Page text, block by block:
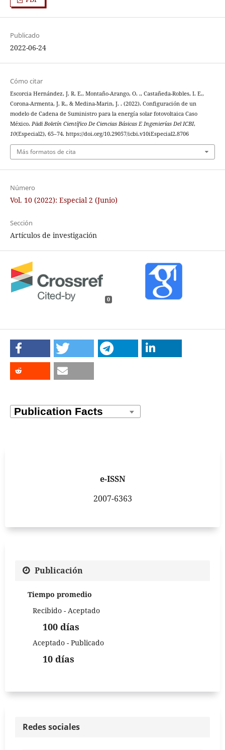
Publicado
2022-06-24
Cómo citar
Escorcia Hernández, J. R. E., Montaño-Arango, O. ., Castañeda-Robles, I. E.,
Corona-Armenta, J. R., & Medina-Marin, J. . (2022). Configuración de un
modelo de Cadena de Suministro para la energía solar fotovoltaica Caso
México. Pädi Boletín Científico De Ciencias Básicas E Ingenierías Del ICBI,
10(Especial2), 65–74. https://doi.org/10.29057/icbi.v10iEspecial2.8706
Más formatos de cita
Número
Vol. 10 (2022): Especial 2 (Junio)
Sección
Artículos de investigación
0
e-ISSN
2007-6363
Publicación
Tiempo promedio
Recibido - Aceptado
100 días
Aceptado - Publicado
10 días
Redes sociales